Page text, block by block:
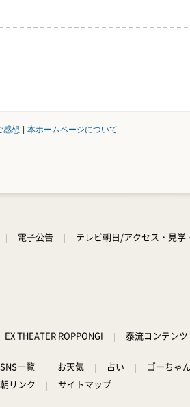
感想 本ホームページについて
電子公告 テレビ朝日/アクセス・見学
EX THEATER ROPPONGI 泰流コンテンツ
一覧 お天気 占い ゴーちゃん
リンク サイトマップ